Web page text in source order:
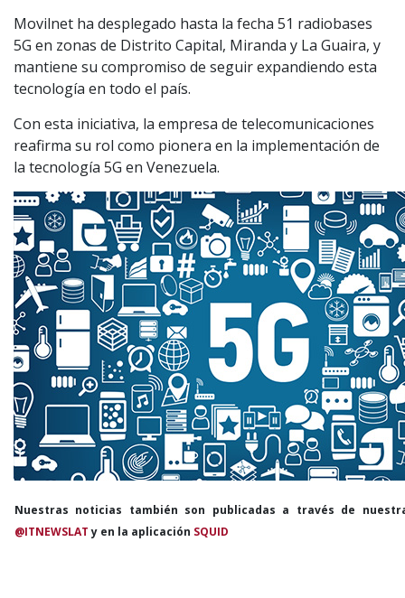
Movilnet ha desplegado hasta la fecha 51 radiobases
5G en zonas de Distrito Capital, Miranda y La Guaira, y
mantiene su compromiso de seguir expandiendo esta
tecnología en todo el país.
Con esta iniciativa, la empresa de telecomunicaciones
reafirma su rol como pionera en la implementación de
la tecnología 5G en Venezuela.
Nuestras noticias también son publicadas a través de
@ITNEWSLATy en la aplicación SQUID